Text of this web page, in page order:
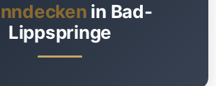
Richtwert sofort sehen
in Bad-
Lippspringe